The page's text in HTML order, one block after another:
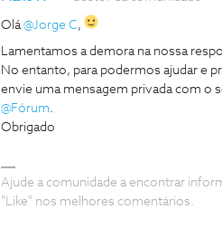
Olá@Jorge C,
Lamentamos a demora na nossa
No entanto, para podermos ajudar e
envie uma mensagem privada com o
@Fórum.
Obrigado
Ajude a comunidade a encontrar
"Like" nos melhores comentários.